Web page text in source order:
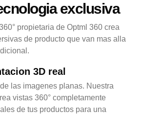
exclusiva
propietaria de Optml 360 crea
de producto que van mas alla
3D real
las imagenes planas. Nuestra
vistas 360° completamente
de tus productos para una